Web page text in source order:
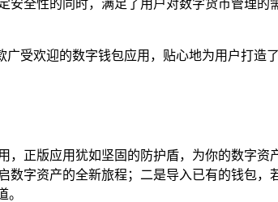
全性的同时，满足了用户对数字货币管理的
受欢迎的数字钱包应用，贴心地为用户打造
正版应用犹如坚固的防护盾，为你的数字资
字资产的全新旅程；二是导入已有的钱包，
。